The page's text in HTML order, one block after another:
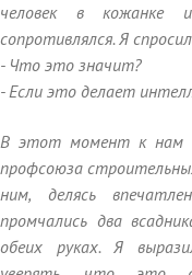
человек в кожанке
сопротивлялся. Я
- Что это значит?
- Если это делает
В этот момент к нам
профсоюза
ним, делясь
промчались два
обеих руках. Я